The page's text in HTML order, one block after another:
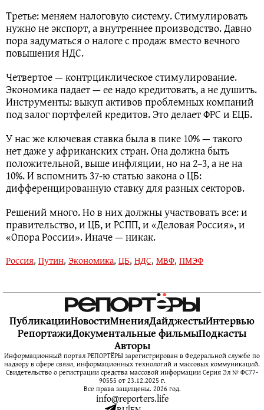
Третье: меняем налоговую систему. Стимулировать
нужно не экспорт, а внутреннее производство. Давно
пора задуматься о налоге с продаж вместо вечного
повышения НДС.
Четвертое — контрциклическое стимулирование.
Экономика падает — ее надо кредитовать, а не душить.
Инструменты: выкуп активов проблемных компаний
под залог портфелей кредитов. Это делает ФРС и ЕЦБ.
У нас же ключевая ставка была в пике 10% — такого
нет даже у африканских стран. Она должна быть
положительной, выше инфляции, но на 2–3, а не на
10%. И вспомнить 37-ю статью закона о ЦБ:
дифференцированную ставку для разных секторов.
Решений много. Но в них должны участвовать все: и
правительство, и ЦБ, и РСПП, и «Деловая Россия», и
«Опора России». Иначе — никак.
Россия, Путин, Экономика, ЦБ, НДС, МВФ, ПМЭФ
ПубликацииНовостиМненияДайджестыИнтервью
РепортажиДокументальные фильмыПодкасты
Авторы
Информационный портал РЕПОРТЁРЫ зарегистрирован в Федеральной службе по
надзору в сфере связи, информационных технологий и массовых коммуникаций.
Свидетельство о регистрации средства массовой информации Серия Эл № ФС77-
90555 от 23.12.2025 г.
Все права защищены. 2026 год.
info@reporters.life